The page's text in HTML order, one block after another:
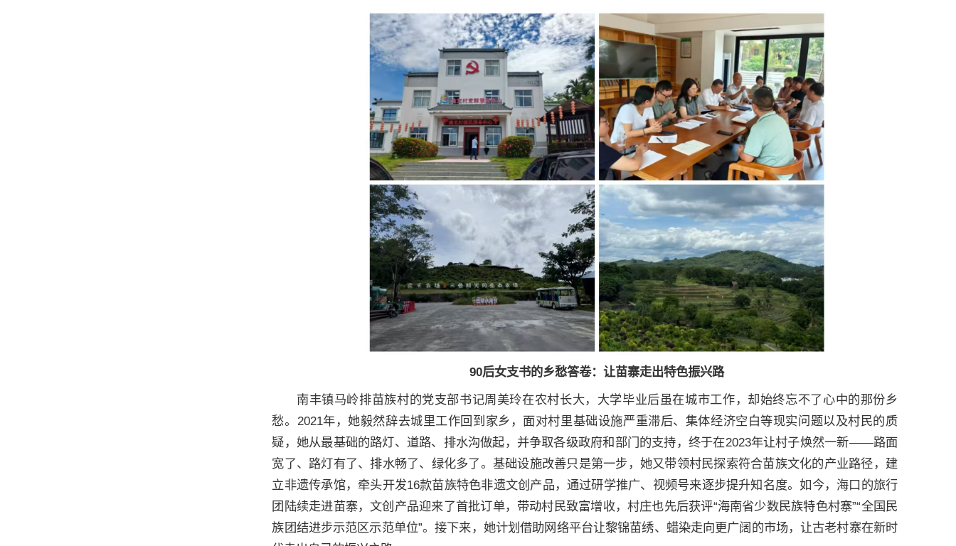
90后女支书的乡愁答卷：让苗寨走出特色振兴路
南丰镇马岭排苗族村的党支部书记周美玲在农村长大，大学毕业后虽在城市工作，却始终忘不了心中的那份乡
愁。2021年，她毅然辞去城里工作回到家乡，面对村里基础设施严重滞后、集体经济空白等现实问题以及村民的质
疑，她从最基础的路灯、道路、排水沟做起，并争取各级政府和部门的支持，终于在2023年让村子焕然一新——路面
宽了、路灯有了、排水畅了、绿化多了。基础设施改善只是第一步，她又带领村民探索符合苗族文化的产业路径，建
立非遗传承馆，牵头开发16款苗族特色非遗文创产品，通过研学推广、视频号来逐步提升知名度。如今，海口的旅行
团陆续走进苗寨，文创产品迎来了首批订单，带动村民致富增收，村庄也先后获评“海南省少数民族特色村寨”“全国民
族团结进步示范区示范单位”。接下来，她计划借助网络平台让黎锦苗绣、蜡染走向更广阔的市场，让古老村寨在新时